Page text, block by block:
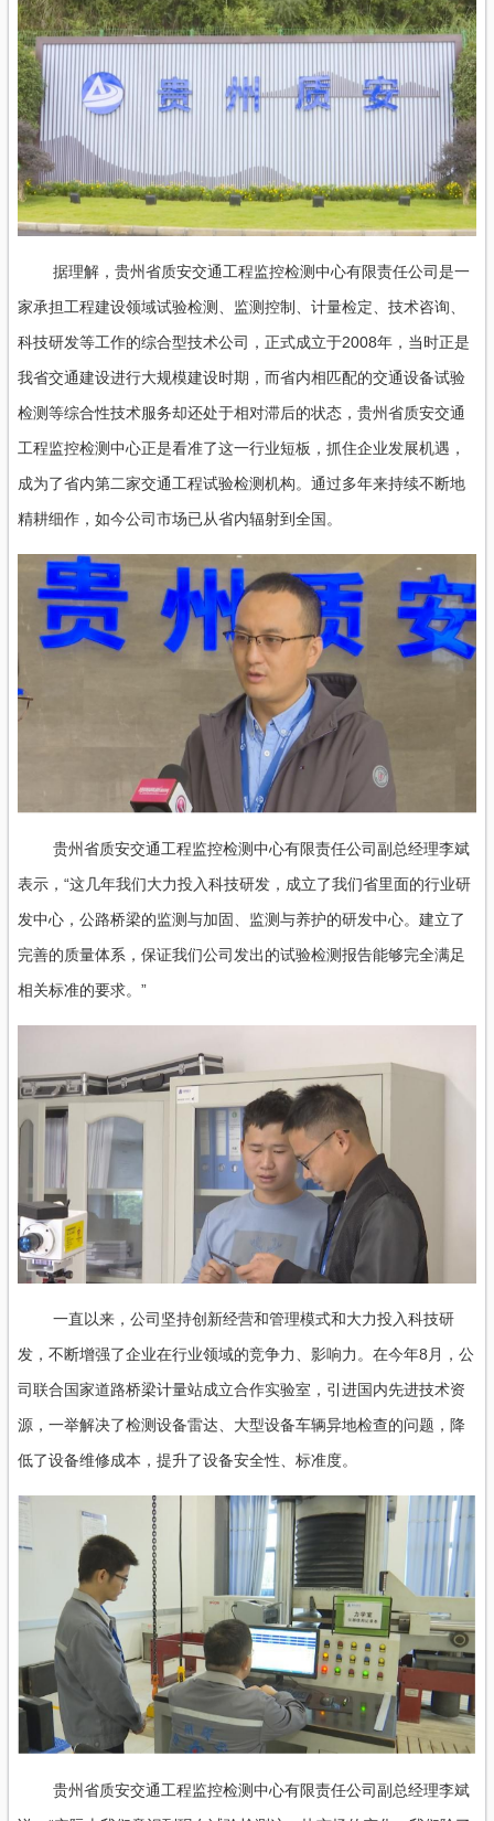
据理解，贵州省质安交通工程监控检测中心有限责任公司是一
家承担工程建设领域试验检测、监测控制、计量检定、技术咨询、
科技研发等工作的综合型技术公司，正式成立于2008年，当时正是
我省交通建设进行大规模建设时期，而省内相匹配的交通设备试验
检测等综合性技术服务却还处于相对滞后的状态，贵州省质安交通
工程监控检测中心正是看准了这一行业短板，抓住企业发展机遇，
成为了省内第二家交通工程试验检测机构。通过多年来持续不断地
精耕细作，如今公司市场已从省内辐射到全国。
贵州省质安交通工程监控检测中心有限责任公司副总经理李斌
表示，“这几年我们大力投入科技研发，成立了我们省里面的行业研
发中心，公路桥梁的监测与加固、监测与养护的研发中心。建立了
完善的质量体系，保证我们公司发出的试验检测报告能够完全满足
相关标准的要求。”
一直以来，公司坚持创新经营和管理模式和大力投入科技研
发，不断增强了企业在行业领域的竞争力、影响力。在今年8月，公
司联合国家道路桥梁计量站成立合作实验室，引进国内先进技术资
源，一举解决了检测设备雷达、大型设备车辆异地检查的问题，降
低了设备维修成本，提升了设备安全性、标准度。
贵州省质安交通工程监控检测中心有限责任公司副总经理李斌